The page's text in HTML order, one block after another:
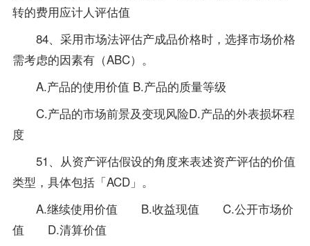
转的费用应计人评估值
84、采用市场法评估产成品价格时，选择市场价格
需考虑的因素有（ABC）。
A.产品的使用价值 B.产品的质量等级
C.产品的市场前景及变现风险D.产品的外表损坏程
度
51、从资产评估假设的角度来表述资产评估的价值
类型，具体包括「ACD」。
A.继续使用价值 B.收益现值 C.公开市场价
值 D.清算价值